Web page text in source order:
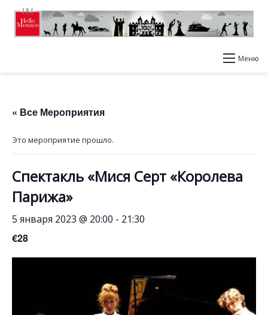
Меню
« Все Мероприятия
Это мероприятие прошло.
Спектакль «Мися Серт «Королева
Парижа»
5 января 2023 @ 20:00 - 21:30
€28